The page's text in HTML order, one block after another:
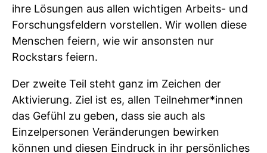
ihre Lösungen aus allen wichtigen Arbeits- und
Forschungsfeldern vorstellen. Wir wollen diese
Menschen feiern, wie wir ansonsten nur
Rockstars feiern.
Der zweite Teil steht ganz im Zeichen der
Aktivierung. Ziel ist es, allen Teilnehmer*innen
das Gefühl zu geben, dass sie auch als
Einzelpersonen Veränderungen bewirken
können und diesen Eindruck in ihr persönliches